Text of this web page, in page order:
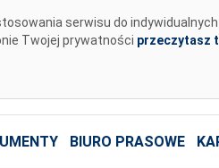
serwisu do
Twojej prywatności przeczytasz
BIURO PRASOWE